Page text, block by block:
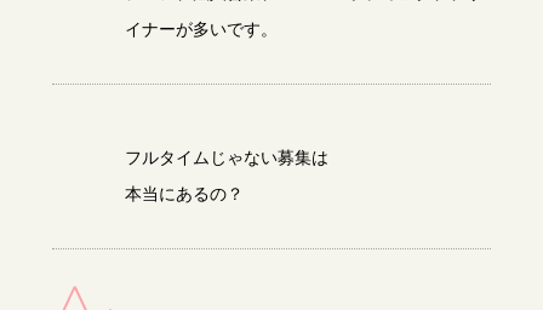
イナーが多いです。
フルタイムじゃない募集は
本当にあるの？